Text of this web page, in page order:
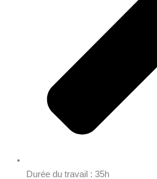
Durée du travail : 35h